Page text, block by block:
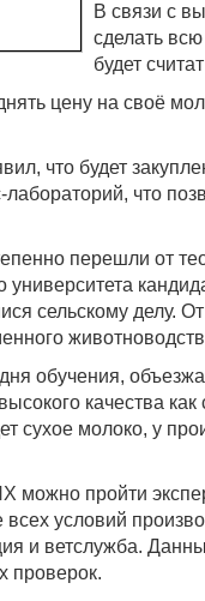
В связи с
сделать
будет
цену на своё
что будет
что
перешли от
университета
сельскому делу.
дня обучения,
качества
сухое молоко, у
пройти
условий
и ветслужба.
проверок.